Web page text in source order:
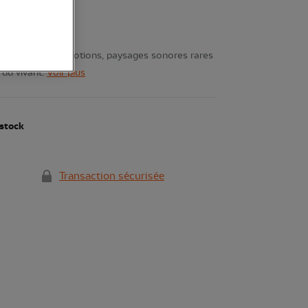
entre émotions, paysages sonores rares
du vivant.Voir plus
Transaction sécurisée